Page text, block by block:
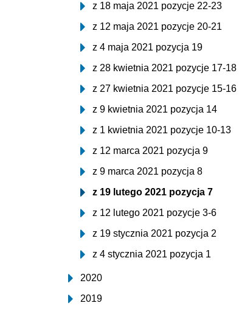
z 18 maja 2021 pozycje 22-23
z 12 maja 2021 pozycje 20-21
z 4 maja 2021 pozycja 19
z 28 kwietnia 2021 pozycje 17-18
z 27 kwietnia 2021 pozycje 15-16
z 9 kwietnia 2021 pozycja 14
z 1 kwietnia 2021 pozycje 10-13
z 12 marca 2021 pozycja 9
z 9 marca 2021 pozycja 8
z 19 lutego 2021 pozycja 7
z 12 lutego 2021 pozycje 3-6
z 19 stycznia 2021 pozycja 2
z 4 stycznia 2021 pozycja 1
2020
2019